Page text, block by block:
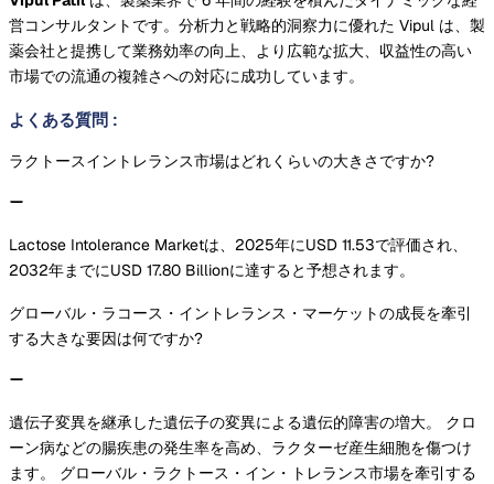
営コンサルタントです。分析力と戦略的洞察力に優れた Vipul は、製
薬会社と提携して業務効率の向上、より広範な拡大、収益性の高い
市場での流通の複雑さへの対応に成功しています。
よくある質問 :
ラクトースイントレランス市場はどれくらいの大きさですか?
Lactose Intolerance Marketは、2025年にUSD 11.53で評価され、
2032年までにUSD 17.80 Billionに達すると予想されます。
グローバル・ラコース・イントレランス・マーケットの成長を牽引
する大きな要因は何ですか?
遺伝子変異を継承した遺伝子の変異による遺伝的障害の増大。 クロ
ーン病などの腸疾患の発生率を高め、ラクターゼ産生細胞を傷つけ
ます。 グローバル・ラクトース・イン・トレランス市場を牽引する